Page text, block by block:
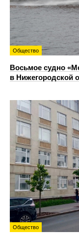
Общество
Восьмое судно
в Нижегородской
Общество